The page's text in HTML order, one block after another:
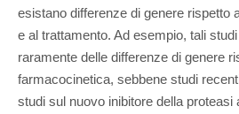
esistano differenze di genere rispetto
e al trattamento. Ad esempio, tali
raramente delle differenze di genere
farmacocinetica, sebbene studi
studi sul nuovo inibitore della